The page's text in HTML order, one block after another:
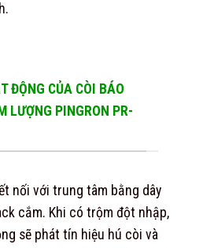
ĐỘNG CỦA CÒI BÁO
LƯỢNG PINGRON PR-
nối với trung tâm bằng dây
cắm. Khi có trộm đột nhập,
sẽ phát tín hiệu hú còi và